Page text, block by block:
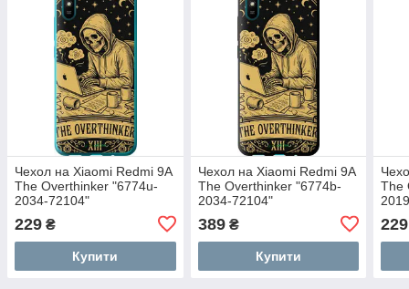
Чехол на Xiaomi Redmi 9A
The Overthinker "6774u-
2034-72104"
229 ₴
Купити
Чехол на Xiaomi Redmi 9A
The Overthinker "6774b-
2034-72104"
389₴
Купити
The
229